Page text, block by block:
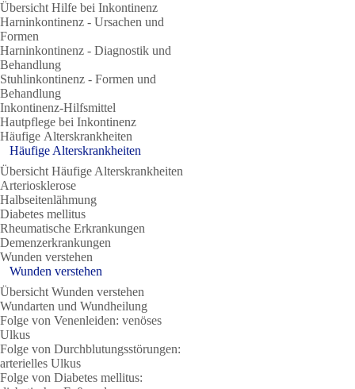
Übersicht Hilfe bei Inkontinenz
Harninkontinenz - Ursachen und
Formen
Harninkontinenz - Diagnostik und
Behandlung
Stuhlinkontinenz - Formen und
Behandlung
Inkontinenz-Hilfsmittel
Hautpflege bei Inkontinenz
Häufige Alterskrankheiten
Häufige Alterskrankheiten
Übersicht Häufige Alterskrankheiten
Arteriosklerose
Halbseitenlähmung
Diabetes mellitus
Rheumatische Erkrankungen
Demenzerkrankungen
Wunden verstehen
Wunden verstehen
Übersicht Wunden verstehen
Wundarten und Wundheilung
Folge von Venenleiden: venöses
Ulkus
Folge von Durchblutungsstörungen:
arterielles Ulkus
Folge von Diabetes mellitus: